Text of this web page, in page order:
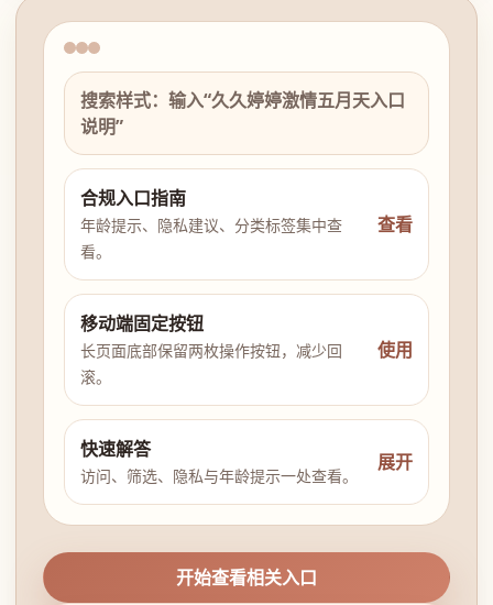
搜索样式：输入“久久婷婷激情五月天入口
说明”
合规入口指南
年龄提示、隐私建议、分类标签集中查
看。
查看
移动端固定按钮
长页面底部保留两枚操作按钮，减少回
滚。
使用
快速解答
访问、筛选、隐私与年龄提示一处查看。
展开
开始查看相关入口